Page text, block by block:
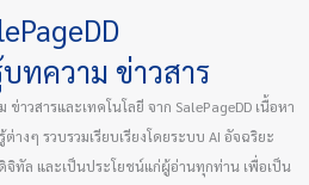
g
r
mทความ ข่าวสาร
าวสารและเทคโนโลยี จาก SalePageDD เนื้อหา
างๆ รวบรวมเรียบเรียงโดยระบบ AI อัจฉริยะ
จิทัล และเป็นประโยชน์แก่ผู้อ่านทุกท่าน เพื่อเป็น